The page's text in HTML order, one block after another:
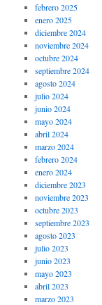
febrero 2025
enero 2025
diciembre 2024
noviembre 2024
octubre 2024
septiembre 2024
agosto 2024
julio 2024
junio 2024
mayo 2024
abril 2024
marzo 2024
febrero 2024
enero 2024
diciembre 2023
noviembre 2023
octubre 2023
septiembre 2023
agosto 2023
julio 2023
junio 2023
mayo 2023
abril 2023
marzo 2023